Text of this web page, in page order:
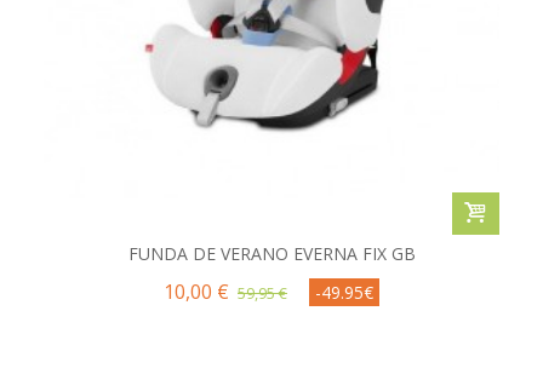
FUNDA DE VERANO EVERNA FIX GB
10,00 € 59,95 € -49.95€